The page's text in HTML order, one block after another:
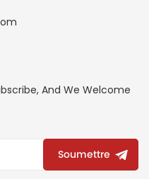
And We Welcome
Soumettre